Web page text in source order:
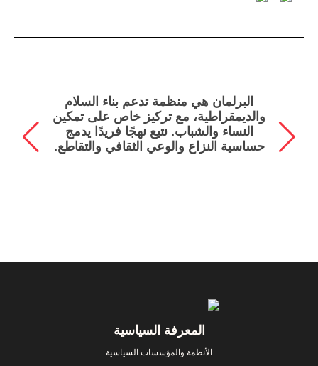
„
البرلمان هي منظمة تدعم بناء السلام
والديمقراطية، مع تركيز خاص على تمكين
النساء والشباب. نتبع نهجًا فريدًا يدمج
حساسية النزاع والوعي الثقافي والتقاطع.
Footerالمعرفة السياسية
الأنظمة والمؤسسات السياسية